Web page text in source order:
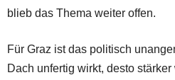
blieb das Thema weiter offen.
Für Graz ist das politisch
Dach unfertig wirkt, desto